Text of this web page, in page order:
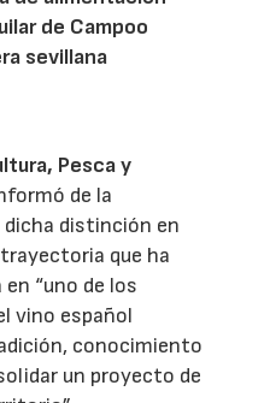
de Campoo
sevillana
Pesca y
de la
distinción en
que ha
“uno de los
vino español
conocimiento
un proyecto de